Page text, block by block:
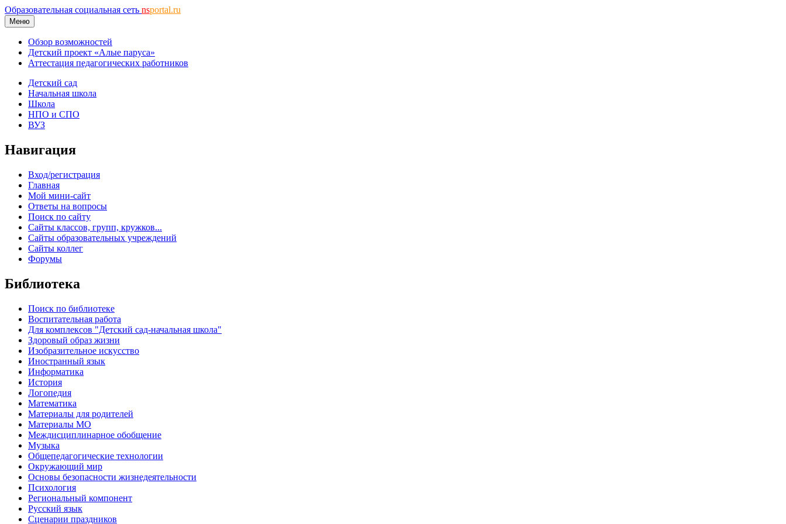
Образовательная социальная сеть nsportal.ru
Меню
Обзор возможностей
Детский проект «Алые паруса»
Аттестация педагогических работников
Детский сад
Начальная школа
Школа
НПО и СПО
ВУЗ
Навигация
Вход/регистрация
Главная
Мой мини-сайт
Ответы на вопросы
Поиск по сайту
Сайты классов, групп, кружков...
Сайты образовательных учреждений
Сайты коллег
Форумы
Библиотека
Поиск по библиотеке
Воспитательная работа
Для комплексов "Детский сад-начальная школа"
Здоровый образ жизни
Изобразительное искусство
Иностранный язык
Информатика
История
Логопедия
Математика
Материалы для родителей
Материалы МО
Междисциплинарное обобщение
Музыка
Общепедагогические технологии
Окружающий мир
Основы безопасности жизнедеятельности
Психология
Региональный компонент
Русский язык
Сценарии праздников